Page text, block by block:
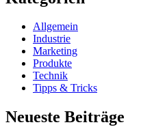
Allgemein
Industrie
Marketing
Produkte
Technik
Tipps & Tricks
Neueste Beiträge